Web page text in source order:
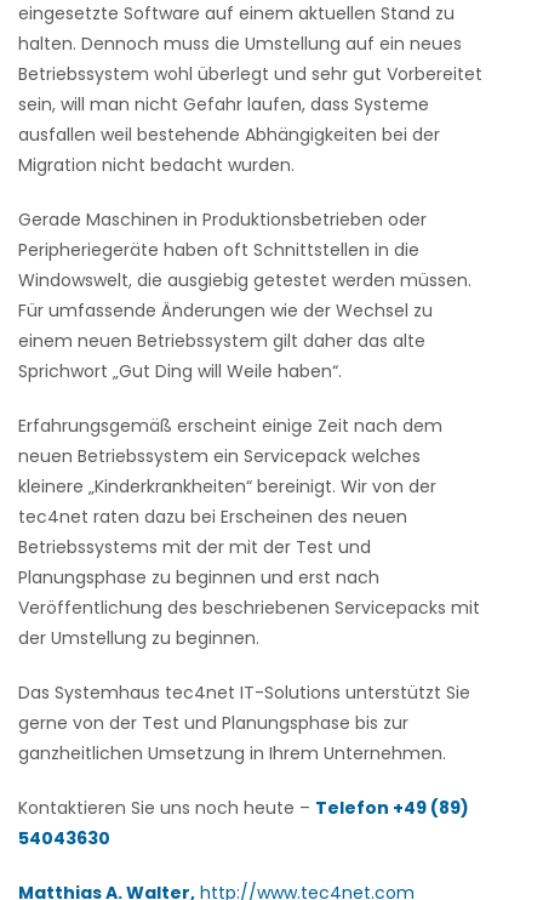
eingesetzte Software auf einem aktuellen Stand zu
halten. Dennoch muss die Umstellung auf ein neues
Betriebssystem wohl überlegt und sehr gut Vorbereitet
sein, will man nicht Gefahr laufen, dass Systeme
ausfallen weil bestehende Abhängigkeiten bei der
Migration nicht bedacht wurden.
Gerade Maschinen in Produktionsbetrieben oder
Peripheriegeräte haben oft Schnittstellen in die
Windowswelt, die ausgiebig getestet werden müssen.
Für umfassende Änderungen wie der Wechsel zu
einem neuen Betriebssystem gilt daher das alte
Sprichwort „Gut Ding will Weile haben“.
Erfahrungsgemäß erscheint einige Zeit nach dem
neuen Betriebssystem ein Servicepack welches
kleinere „Kinderkrankheiten“ bereinigt. Wir von der
tec4net raten dazu bei Erscheinen des neuen
Betriebssystems mit der mit der Test und
Planungsphase zu beginnen und erst nach
Veröffentlichung des beschriebenen Servicepacks mit
der Umstellung zu beginnen.
Das Systemhaus tec4net IT-Solutions unterstützt Sie
gerne von der Test und Planungsphase bis zur
ganzheitlichen Umsetzung in Ihrem Unternehmen.
Kontaktieren Sie uns noch heute – Telefon +49 (89)
54043630
Matthias A. Walter, http://www.tec4net.com